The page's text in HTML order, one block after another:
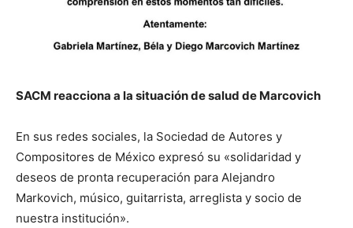
SACM reacciona a la situación de salud de Marcovich
En sus redes sociales, la Sociedad de Autores y
Compositores de México expresó su «solidaridad y
deseos de pronta recuperación para Alejandro
Markovich, músico, guitarrista, arreglista y socio de
nuestra institución».